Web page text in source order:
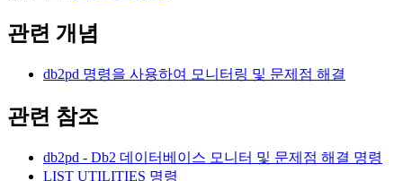
관련 개념
db2pd 명령을 사용하여 모니터링 및 문제점 해결
관련 참조
db2pd - Db2 데이터베이스 모니터 및 문제점 해결 명령
LIST UTILITIES 명령